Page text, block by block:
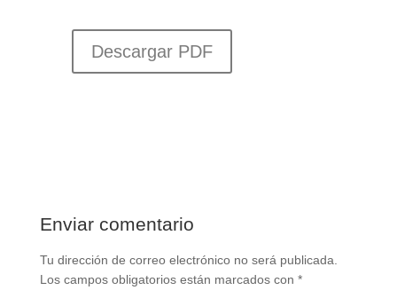
Descargar PDF
Enviar comentario
Tu dirección de correo electrónico no será publicada.
Los campos obligatorios están marcados con *